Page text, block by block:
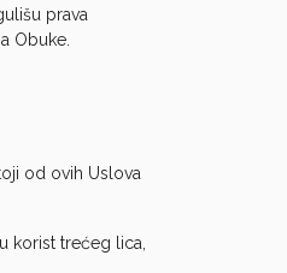
prava
Obuke.
od ovih Uslova
korist trećeg lica,